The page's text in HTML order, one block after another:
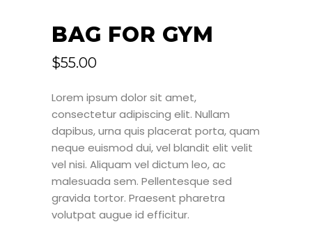
BAG FOR GYM
$55.00
Lorem ipsum dolor sit amet,
consectetur adipiscing elit. Nullam
dapibus, urna quis placerat porta, quam
neque euismod dui, vel blandit elit velit
vel nisi. Aliquam vel dictum leo, ac
malesuada sem. Pellentesque sed
gravida tortor. Praesent pharetra
volutpat augue id efficitur.